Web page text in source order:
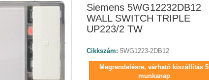
Siemens 5WG12232DB12
WALL SWITCH TRIPLE
UP223/2 TW
Cikkszám: 5WG1223-2DB12
Megrendelésre, várható kiszállítás 5
munkanap